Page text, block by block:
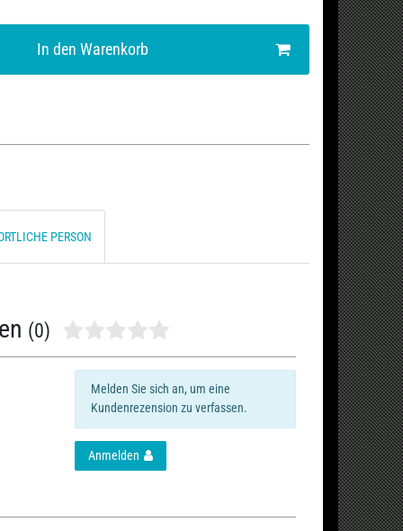
In den Warenkorb
PERSON
(0)
Melden Sie sich an, um eine
Kundenrezension zu verfassen.
Anmelden